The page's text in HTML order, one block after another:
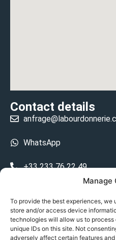
Manage
To provide the best experiences,
store and/or access device
technologies will allow us to
unique IDs on this site. Not
adversely affect certain features
Contact details
WhatsApp
+33 233 76 22 49
15 La Bourdonnerie